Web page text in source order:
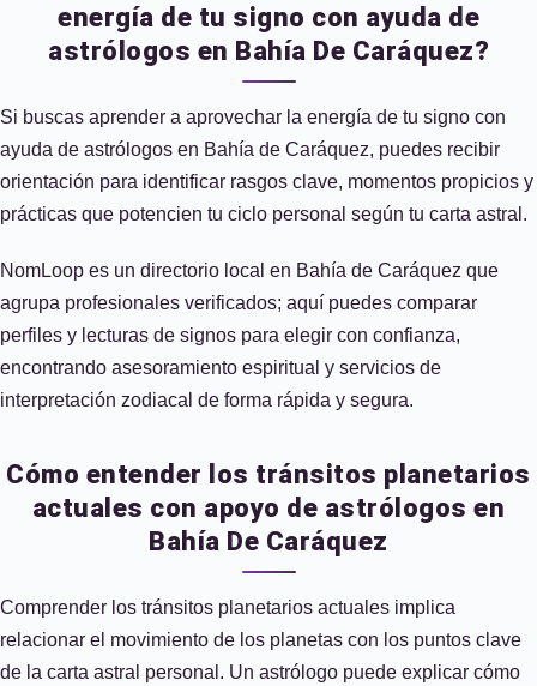
energía de tu signo con ayuda de
astrólogos en Bahía De Caráquez?
Si buscas aprender a aprovechar la energía de tu signo con
ayuda de astrólogos en Bahía de Caráquez, puedes recibir
orientación para identificar rasgos clave, momentos propicios y
prácticas que potencien tu ciclo personal según tu carta astral.
NomLoop es un directorio local en Bahía de Caráquez que
agrupa profesionales verificados; aquí puedes comparar
perfiles y lecturas de signos para elegir con confianza,
encontrando asesoramiento espiritual y servicios de
interpretación zodiacal de forma rápida y segura.
Cómo entender los tránsitos planetarios
actuales con apoyo de astrólogos en
Bahía De Caráquez
Comprender los tránsitos planetarios actuales implica
relacionar el movimiento de los planetas con los puntos clave
de la carta astral personal. Un astrólogo puede explicar cómo